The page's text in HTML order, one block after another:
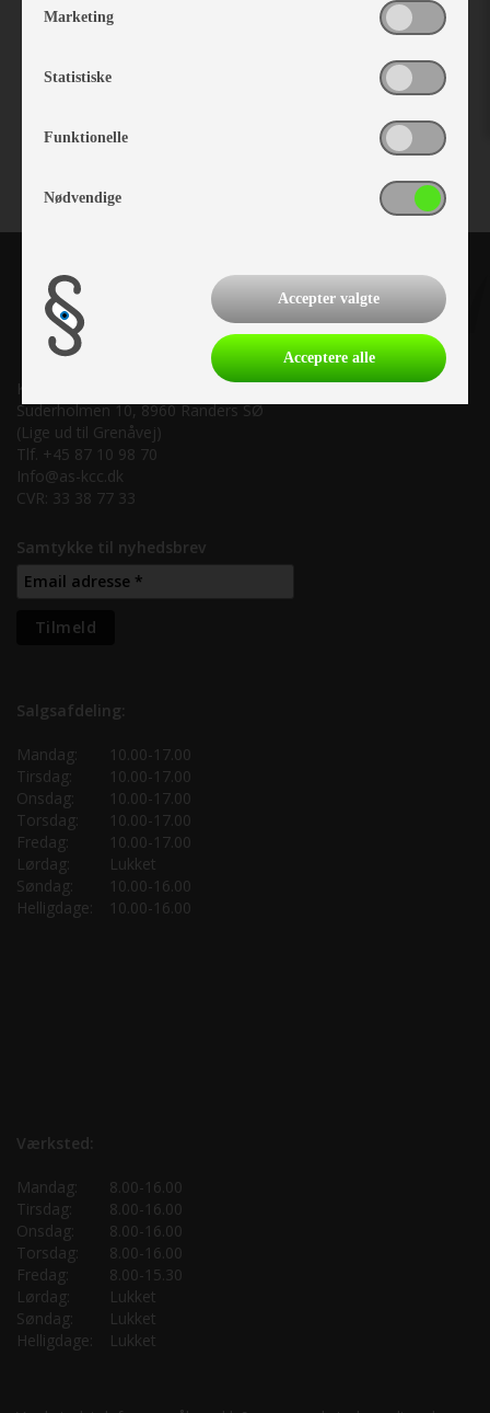
Westfield fodstøtte. Vintage-serie. Focus/brun og
kr 425,-
Kronjyllands Camping Center A/S
Suderholmen 10, 8960 Randers SØ
(Lige ud til Grenåvej)
Tlf. +45 87 10 98 70
Info@as-kcc.dk
CVR: 33 38 77 33
Samtykke til nyhedsbrev
Salgsafdeling:
Mandag:
10.00-17.00
Tirsdag:
10.00-17.00
Onsdag:
10.00-17.00
Torsdag:
10.00-17.00
Fredag:
10.00-17.00
Lørdag:
Lukket
Søndag:
10.00-16.00
Helligdage:
10.00-16.00
Værksted:
Mandag:
8.00-16.00
Tirsdag:
8.00-16.00
Onsdag:
8.00-16.00
Torsdag:
8.00-16.00
Fredag:
8.00-15.30
Lørdag:
Lukket
Søndag:
Lukket
Helligdage:
Lukket
Marketing
Statistiske
Funktionelle
Nødvendige
Accepter valgte
Acceptere alle